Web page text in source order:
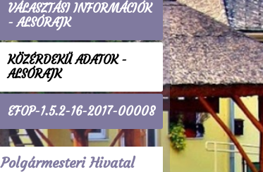
VÁLASZTÁSI INFORMÁCIÓK
- ALSÓRAJK
KÖZÉRDEKŰ ADATOK -
ALSÓRAJK
EFOP-1.5.2-16-2017-00008
Polgármesteri Hivatal